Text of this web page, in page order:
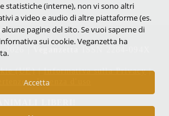
2026 |
(UE)|Informativa sulla Privacy|
e Licenza d'uso
statistiche (interne), non vi sono altri
a video e audio di altre piattaforme (es.
pagine del sito. Se vuoi saperne di
sui cookie. Veganzetta ha
Accetta